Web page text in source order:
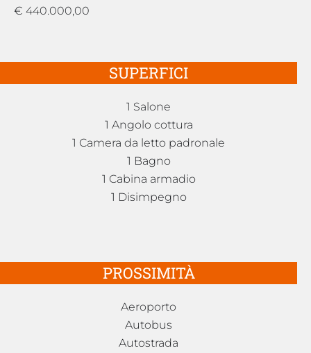
€ 440.000,00
SUPERFICI
1 Salone
1 Angolo cottura
1 Camera da letto padronale
1 Bagno
1 Cabina armadio
1 Disimpegno
PROSSIMITÀ
Aeroporto
Autobus
Autostrada